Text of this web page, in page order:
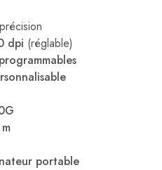
dpi (réglable)
portable